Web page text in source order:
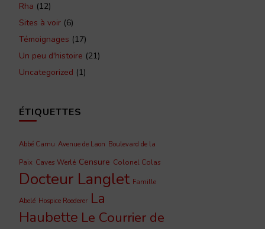
Rha (12)
Sites à voir (6)
Témoignages (17)
Un peu d'histoire (21)
Uncategorized (1)
ÉTIQUETTES
Abbé Camu Avenue de Laon Boulevard de la
Paix Caves Werlé Censure Colonel Colas
Docteur Langlet Famille
Abelé Hospice Roederer La
Haubette Le Courrier de